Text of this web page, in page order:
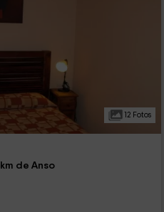
12 Fotos
de Anso